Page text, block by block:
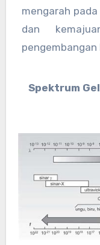
mengarah
dan
pengembangan
Spektrum